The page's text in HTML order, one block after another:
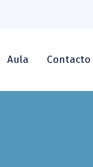
Aula Contacto